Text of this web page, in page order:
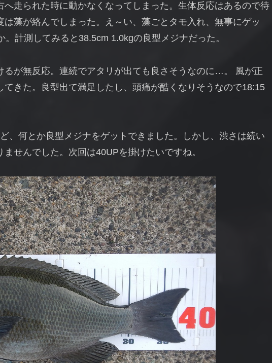
へ走られた時に動かなくなってしまった。生体反応はあるので待
は藻が絡んでしまった。え～い、藻ごとタモ入れ、無事にゲッ
。計測してみると38.5cm 1.0kgの良型メジナだった。
るが無反応。連続でアタリが出ても良さそうなのに…。 風が正
てきた。良型出て満足したし、頭痛が酷くなりそうなので18:15
、何とか良型メジナをゲットできました。しかし、渋さは続い
せんでした。次回は40UPを掛けたいですね。